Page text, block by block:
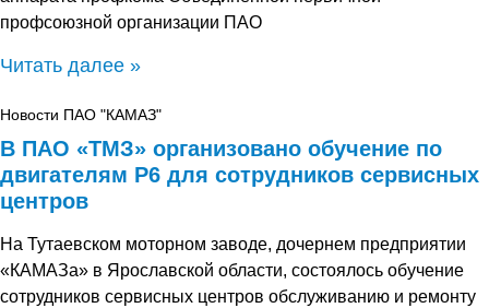
профсоюзной организации ПАО
Читать далее »
Новости ПАО "КАМАЗ"
В ПАО «ТМЗ» организовано обучение по
двигателям Р6 для сотрудников сервисных
центров
На Тутаевском моторном заводе, дочернем предприятии
«КАМАЗа» в Ярославской области, состоялось обучение
сотрудников сервисных центров обслуживанию и ремонту